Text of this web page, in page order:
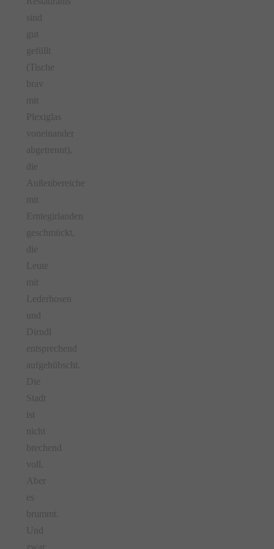
sind
gut
gefüllt
(Tische
brav
mit
Plexiglas
voneinander
abgetrennt),
die
Außenbereiche
mit
Erntegirlanden
geschmückt,
die
Leute
mit
Lederhosen
und
Dirndl
entsprechend
aufgehübscht.
Die
Stadt
ist
nicht
brechend
voll.
Aber
es
brummt.
Und
zwar